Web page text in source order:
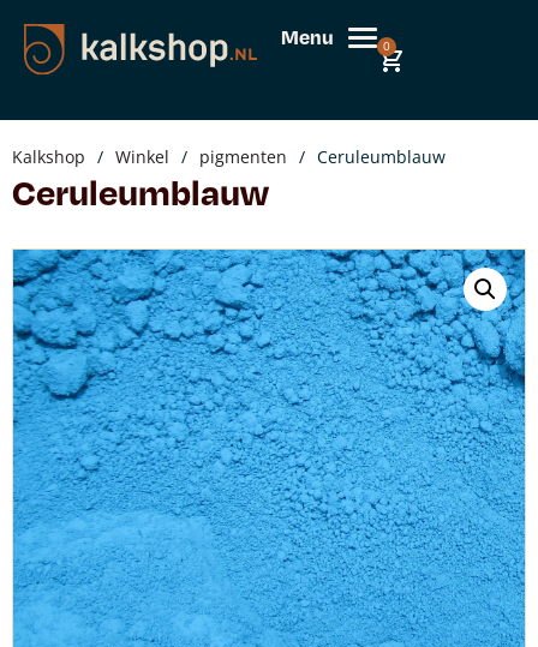
Menu 0
Kalkshop / Winkel / pigmenten / Ceruleumblauw
Ceruleumblauw